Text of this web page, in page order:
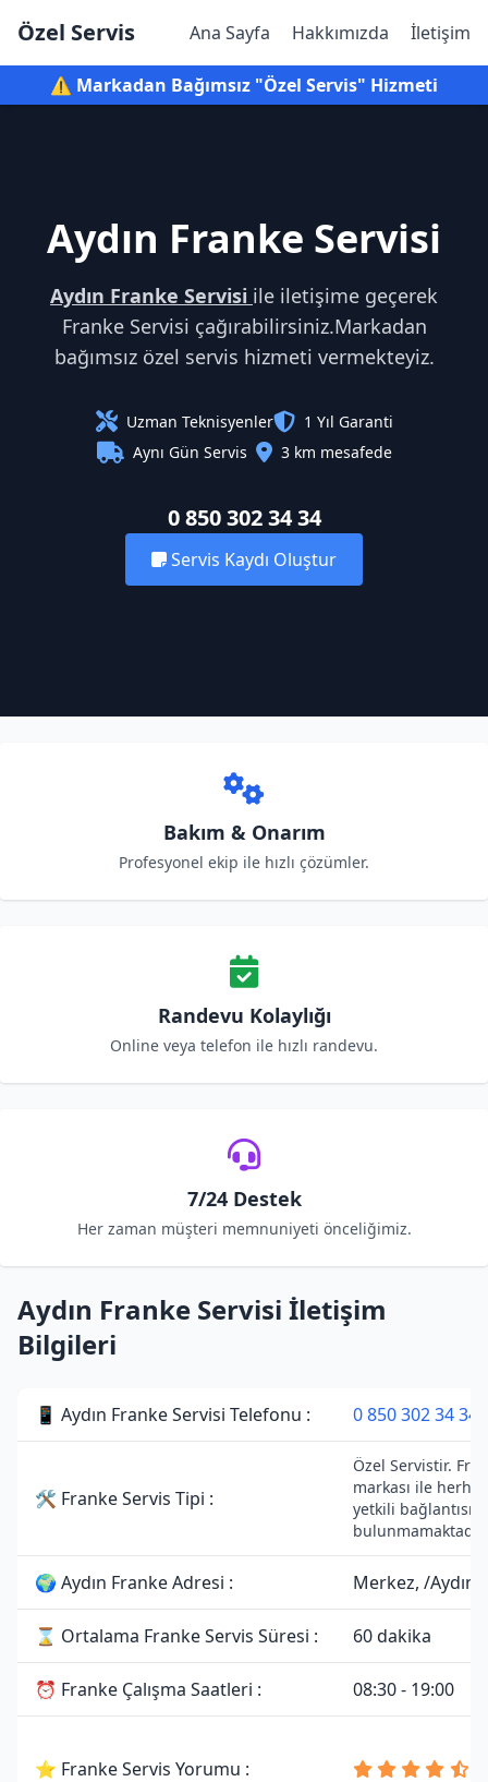
Özel Servis Ana Sayfa Hakkımızda İletişim
⚠️ Markadan Bağımsız "Özel Servis" Hizmeti
Aydın Franke Servisi
Aydın Franke Servisi ile iletişime geçerek
Franke Servisi çağırabilirsiniz.Markadan
bağımsız özel servis hizmeti vermekteyiz.
Uzman Teknisyenler
1 Yıl Garanti
Aynı Gün Servis
3 km mesafede
0 850 302 34 34
Servis Kaydı Oluştur
Bakım & Onarım
Profesyonel ekip ile hızlı çözümler.
Randevu Kolaylığı
Online veya telefon ile hızlı randevu.
7/24 Destek
Her zaman müşteri memnuniyeti önceliğimiz.
Aydın Franke Servisi İletişim
Bilgileri
📱 Aydın Franke Servisi Telefonu : 0 850 302 34 34
🛠 Franke Servis Tipi :
Özel Servistir.
markası ile
yetkili bağlantısı
bulunmamaktadır.
🌍 Aydın Franke Adresi : Merkez, /Aydın
⌛ Ortalama Franke Servis Süresi : 60 dakika
⏰ Franke Çalışma Saatleri : 08:30 - 19:00
⭐ Franke Servis Yorumu :